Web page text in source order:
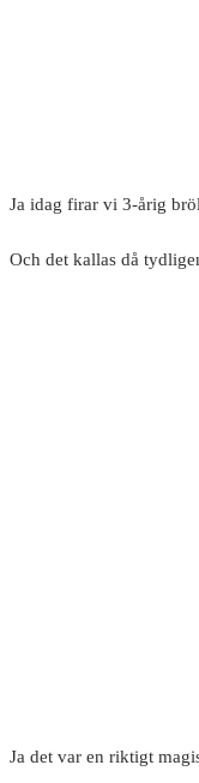
Ja idag firar vi 3-årig
Och det kallas då
Ja det var en riktigt